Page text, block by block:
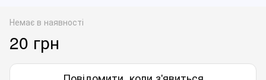
Немає в наявності
20 грн